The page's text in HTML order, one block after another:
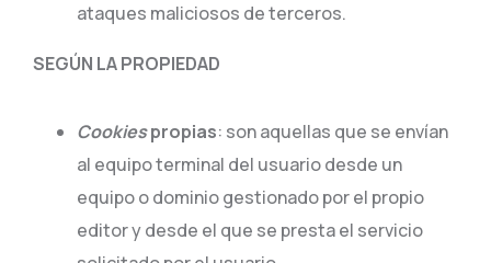
ataques maliciosos de terceros.
SEGÚN LA PROPIEDAD
Cookiespropias: son aquellas que se envían
al equipo terminal del usuario desde un
equipo o dominio gestionado por el propio
editor y desde el que se presta el servicio